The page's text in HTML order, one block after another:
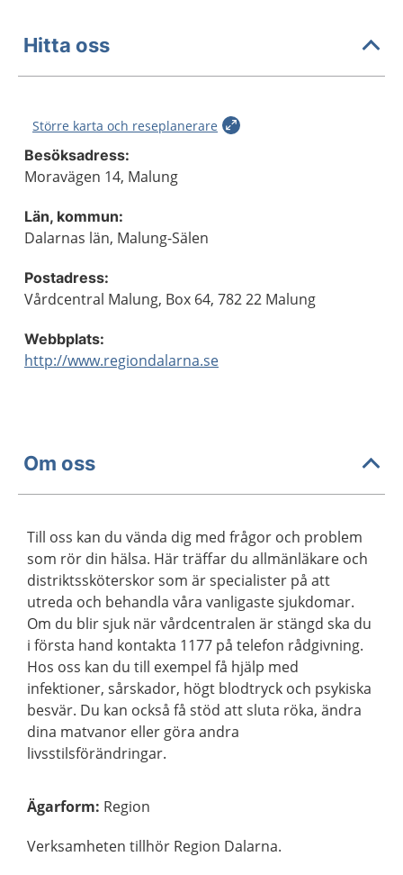
Hitta oss
Större karta och reseplanerare
Besöksadress:
Moravägen 14, Malung
Län, kommun:
Dalarnas län, Malung-Sälen
Postadress:
Vårdcentral Malung, Box 64, 782 22 Malung
Webbplats:
http://www.regiondalarna.se
Om oss
Till oss kan du vända dig med frågor och problem
som rör din hälsa. Här träffar du allmänläkare och
distriktssköterskor som är specialister på att
utreda och behandla våra vanligaste sjukdomar.
Om du blir sjuk när vårdcentralen är stängd ska du
i första hand kontakta 1177 på telefon rådgivning.
Hos oss kan du till exempel få hjälp med
infektioner, sårskador, högt blodtryck och psykiska
besvär. Du kan också få stöd att sluta röka, ändra
dina matvanor eller göra andra
livsstilsförändringar.
Ägarform: Region
Verksamheten tillhör Region Dalarna.